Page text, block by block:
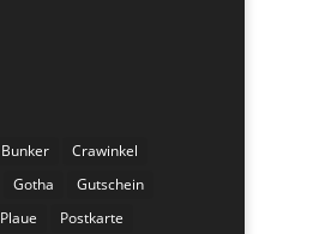
Bunker
Crawinkel
Gotha
Gutschein
Plaue Postkarte